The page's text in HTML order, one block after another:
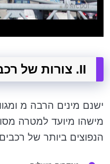
II. צורות של רכבים מסחריים
ישנם מינים הרבה מ
מישהו מיועד למטרה
הנפוצים ביותר של